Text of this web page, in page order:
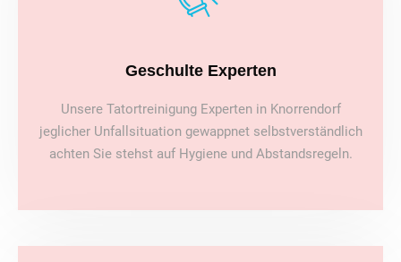
Geschulte Experten
Unsere Tatortreinigung Experten in Knorrendorf
jeglicher Unfallsituation gewappnet selbstverständlich
achten Sie stehst auf Hygiene und Abstandsregeln.